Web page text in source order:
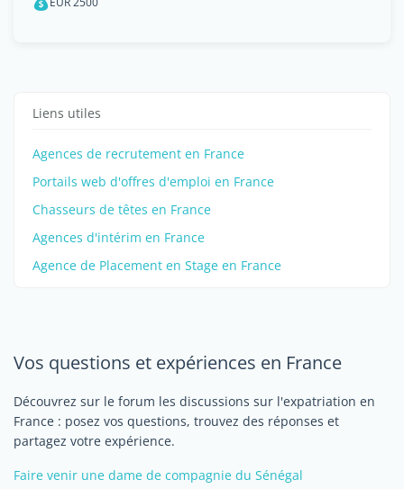
Liens utiles
Agences de recrutement en France
Portails web d'offres d'emploi en France
Chasseurs de têtes en France
Agences d'intérim en France
Agence de Placement en Stage en France
Vos questions et expériences en France
Découvrez sur le forum les discussions sur l'expatriation en
France : posez vos questions, trouvez des réponses et
partagez votre expérience.
Faire venir une dame de compagnie du Sénégal